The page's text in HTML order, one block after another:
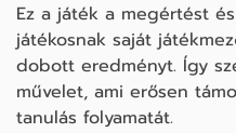
Ez a játék a megértést
játékosnak saját
dobott eredményt. Így
művelet, ami erősen
tanulás folyamatát.